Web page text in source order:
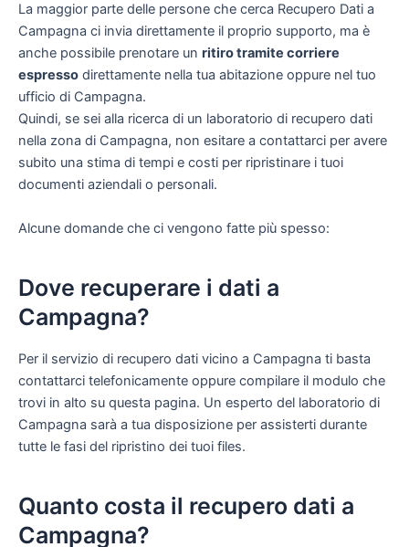
La maggior parte delle persone che cerca Recupero Dati a
Campagna ci invia direttamente il proprio supporto, ma è
anche possibile prenotare un ritiro tramite corriere
espresso direttamente nella tua abitazione oppure nel tuo
ufficio di Campagna.
Quindi, se sei alla ricerca di un laboratorio di recupero dati
nella zona di Campagna, non esitare a contattarci per avere
subito una stima di tempi e costi per ripristinare i tuoi
documenti aziendali o personali.
Alcune domande che ci vengono fatte più spesso:
Dove recuperare i dati a
Campagna?
Per il servizio di recupero dati vicino a Campagna ti basta
contattarci telefonicamente oppure compilare il modulo che
trovi in alto su questa pagina. Un esperto del laboratorio di
Campagna sarà a tua disposizione per assisterti durante
tutte le fasi del ripristino dei tuoi files.
Quanto costa il recupero dati a
Campagna?